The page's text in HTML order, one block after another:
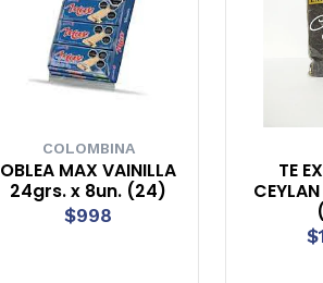
COLOMBINA
OBLEA MAX VAINILLA
24grs. x 8un. (24)
$998
TE